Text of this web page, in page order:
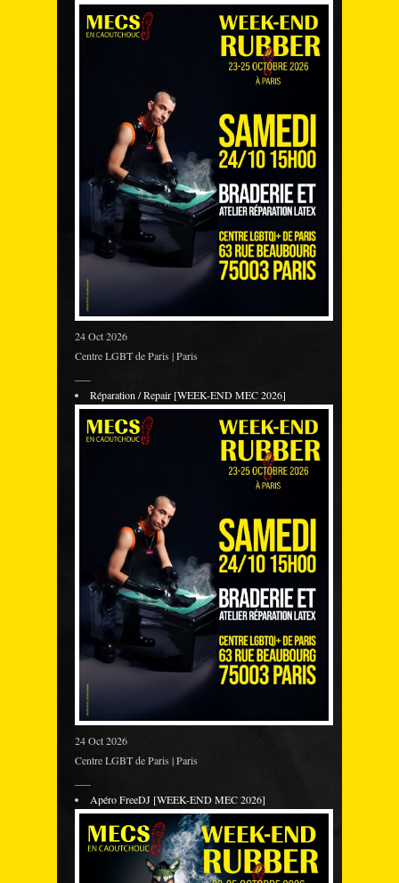
24 Oct 2026
Centre LGBT de Paris | Paris
Réparation / Repair [WEEK-END MEC 2026]
24 Oct 2026
Centre LGBT de Paris | Paris
Apéro FreeDJ [WEEK-END MEC 2026]